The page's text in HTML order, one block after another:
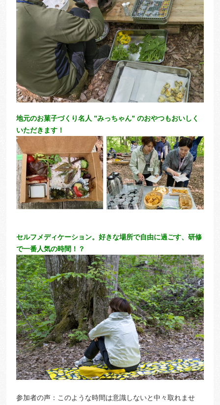
地元のお菓子づくり名人 ”みっちゃん” のおやつもおいしく
いただきます！
セルフメディケーション。好きな場所で自由に過ごす、研修
で一番人気の時間！？
参加者の声：このような時間は意識しないと中々取れませ